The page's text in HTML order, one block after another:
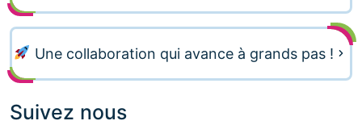
Une collaboration qui avance à grands pas !
Suivez nous